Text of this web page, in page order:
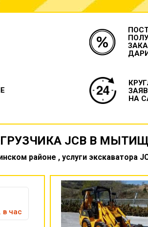
НА
JCB В
районе , услуги экскаватора
в час